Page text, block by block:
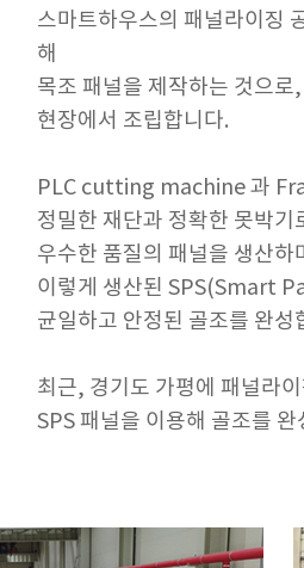
스마트하우스의 패널라이징
해
목조 패널을 제작하는 것으
현장에서 조립합니다.
PLC cutting machine 과
정밀한 재단과 정확한 못박기
우수한 품질의 패널을 생산
이렇게 생산된 SPS(Smart
균일하고 안정된 골조를 완성
최근, 경기도 가평에 패널라
SPS 패널을 이용해 골조를